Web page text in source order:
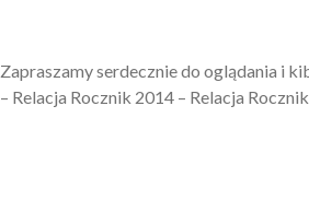
Zapraszamy serdecznie do oglądania i
– Relacja Rocznik 2014 – Relacja